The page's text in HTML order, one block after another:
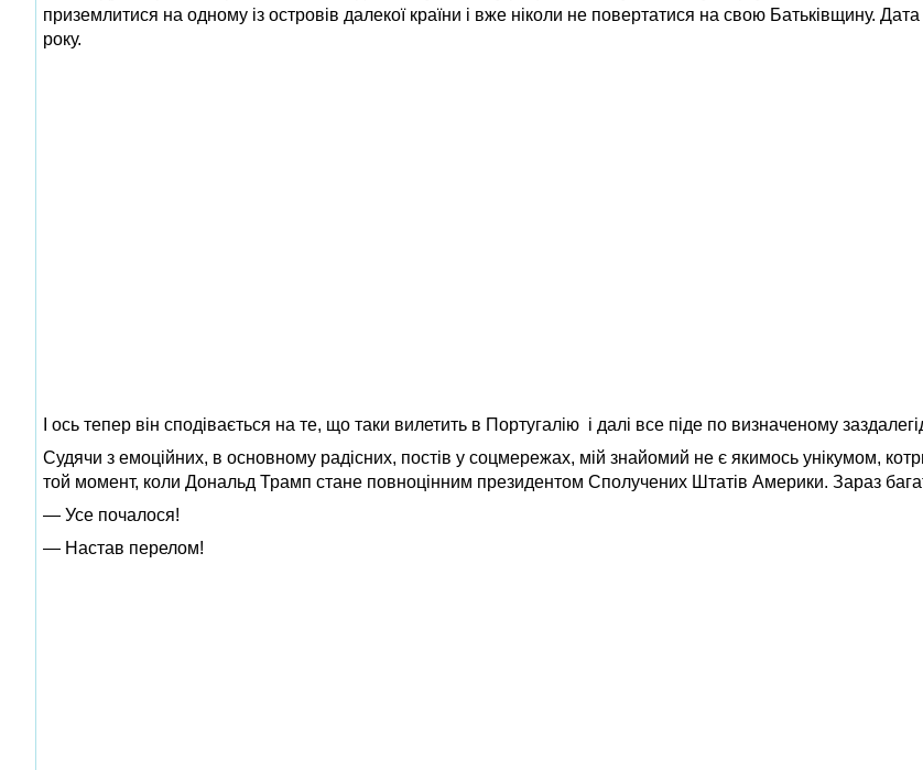
приземлитися на одному із островів далекої країни і вже ніколи не повертатися на свою Батьківщину.
року.
І ось тепер він сподівається на те, що таки вилетить в Португалію і далі все піде по визначеному
Судячи з емоційних, в основному радісних, постів у соцмережах, мій знайомий не є якимось унікумом,
той момент, коли Дональд Трамп стане повноцінним президентом Сполучених Штатів Америки. Зараз
— Усе почалося!
— Настав перелом!